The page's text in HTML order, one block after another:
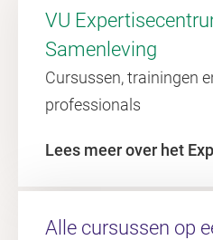
VU
Samenleving
Cursussen, trainingen
professionals
Lees meer over het
Alle cursussen op